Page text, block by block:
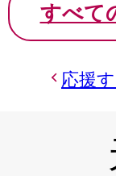
すべて
応援